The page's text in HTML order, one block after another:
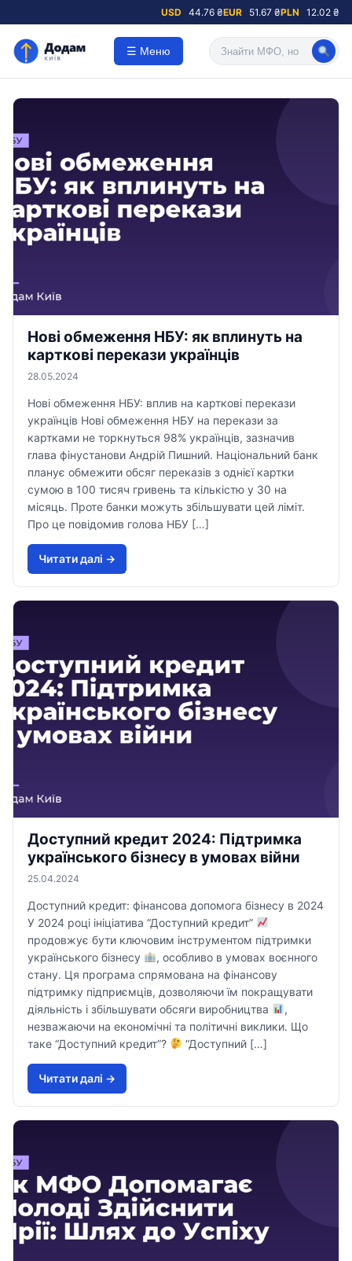
USD 44.76 ₴EUR 51.67 ₴PLN 12.02 ₴
☰ Меню
Нові обмеження НБУ: як вплинуть на
карткові перекази українців
28.05.2024
Нові обмеження НБУ: вплив на карткові перекази
українців Нові обмеження НБУ на перекази за
картками не торкнуться 98% українців, зазначив
глава фінустанови Андрій Пишний. Національний банк
планує обмежити обсяг переказів з однієї картки
сумою в 100 тисяч гривень та кількістю у 30 на
місяць. Проте банки можуть збільшувати цей ліміт.
Про це повідомив голова НБУ […]
Читати далi →
Доступний кредит 2024: Підтримка
українського бізнесу в умовах війни
25.04.2024
Доступний кредит: фінансова допомога бізнесу в 2024
У 2024 році ініціатива “Доступний кредит”
продовжує бути ключовим інструментом підтримки
українського бізнесу
, особливо в умовах воєнного
стану. Ця програма спрямована на фінансову
підтримку підприємців, дозволяючи їм покращувати
діяльність і збільшувати обсяги виробництва
,
незважаючи на економічні та політичні виклики. Що
таке “Доступний кредит”?
“Доступний […]
Читати далi →